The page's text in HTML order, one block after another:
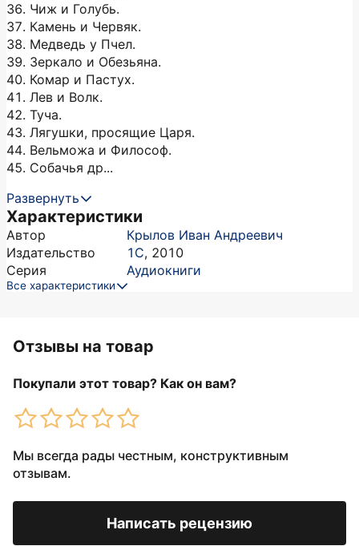
36. Чиж и Голубь.
37. Камень и Червяк.
38. Медведь у Пчел.
39. Зеркало и Обезьяна.
40. Комар и Пастух.
41. Лев и Волк.
42. Туча.
43. Лягушки, просящие Царя.
44. Вельможа и Философ.
45. Собачья др...
Развернуть
Характеристики
Автор
Крылов Иван Андреевич
Издательство
1С, 2010
Серия
Аудиокниги
Все характеристики
Отзывы на товар
Покупали этот товар? Как он вам?
Мы всегда рады честным, конструктивным
отзывам.
Написать рецензию